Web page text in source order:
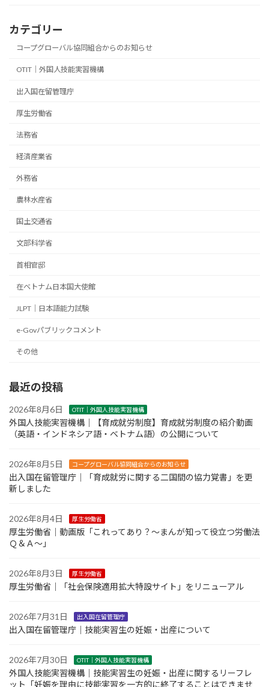
カテゴリー
コープグローバル協同組合からのお知らせ
OTIT｜外国人技能実習機構
出入国在留管理庁
厚生労働省
法務省
経済産業省
外務省
農林水産省
国土交通省
文部科学省
首相官邸
在ベトナム日本国大使館
JLPT｜日本語能力試験
e-Govパブリックコメント
その他
最近の投稿
2026年8月6日 OTIT｜外国人技能実習機構
外国人技能実習機構｜【育成就労制度】育成就労制度の紹介動画
（英語・インドネシア語・ベトナム語）の公開について
2026年8月5日 コープグローバル協同組合からのお知らせ
出入国在留管理庁｜「育成就労に関する二国間の協力覚書」を更
新しました
2026年8月4日 厚生労働省
厚生労働省｜動画版「これってあり？～まんが知って役立つ労働法
Ｑ＆Ａ～」
2026年8月3日 厚生労働省
厚生労働省｜「社会保険適用拡大特設サイト」をリニューアル
2026年7月31日 出入国在留管理庁
出入国在留管理庁｜技能実習生の妊娠・出産について
2026年7月30日 OTIT｜外国人技能実習機構
外国人技能実習機構｜技能実習生の妊娠・出産に関するリーフレ
ット「妊娠を理由に技能実習を一方的に終了することはできませ